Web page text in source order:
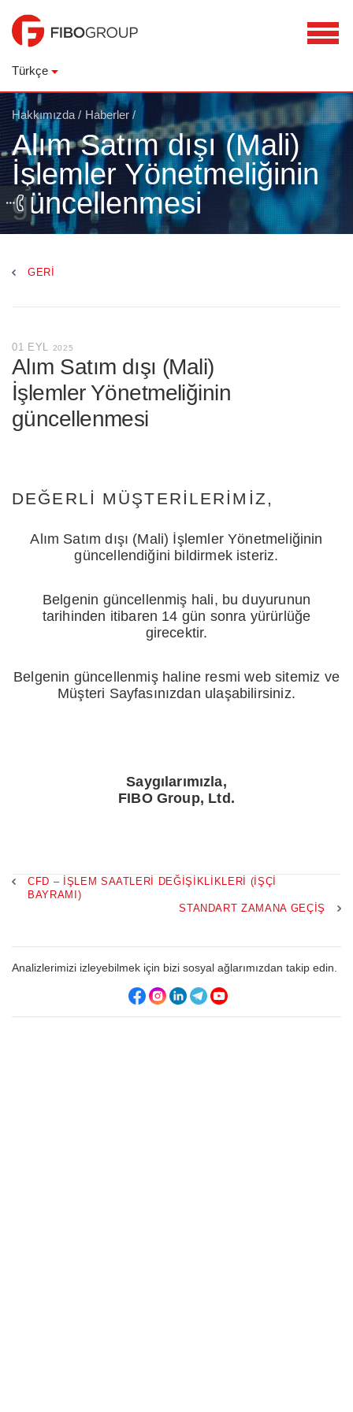
Türkçe
Hakkımızda / Haberler /
Alım Satım dışı (Mali)
İşlemler Yönetmeliğinin
güncellenmesi
GERI
01 EYL 2025
Alım Satım dışı (Mali)
İşlemler Yönetmeliğinin
güncellenmesi
DEĞERLI MÜŞTERILERIMIZ,
Alım Satım dışı (Mali) İşlemler Yönetmeliğinin
güncellendiğini bildirmek isteriz.
Belgenin güncellenmiş hali, bu duyurunun
tarihinden itibaren 14 gün sonra yürürlüğe
girecektir.
Belgenin güncellenmiş haline resmi web sitemiz ve
Müşteri Sayfasınızdan ulaşabilirsiniz.
Saygılarımızla,
FIBO Group, Ltd.
CFD – İŞLEM SAATLERI DEĞIŞIKLIKLERI (İŞÇI
BAYRAMI)
STANDART ZAMANA GEÇIŞ
Analizlerimizi izleyebilmek için bizi sosyal ağlarımızdan takip edin.